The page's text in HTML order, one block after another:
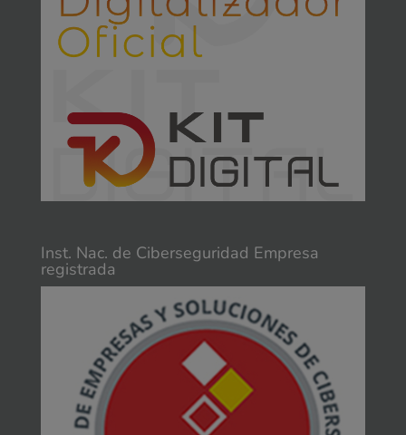
Inst. Nac. de Ciberseguridad Empresa
registrada